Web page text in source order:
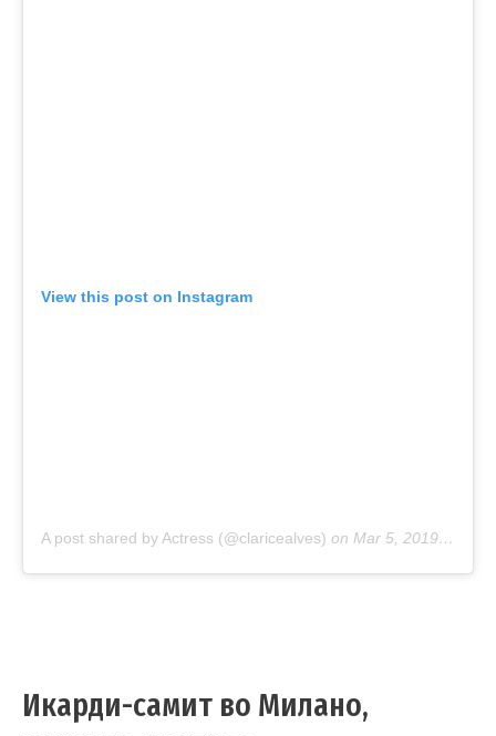
View this post on Instagram
A post shared by Actress (@claricealves) on Mar 5, 2019 at 2:15pm PST
Икарди-самит во Милано,